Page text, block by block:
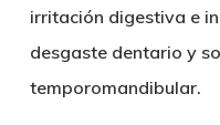
irritación digestiva e
desgaste dentario y
temporomandibular.